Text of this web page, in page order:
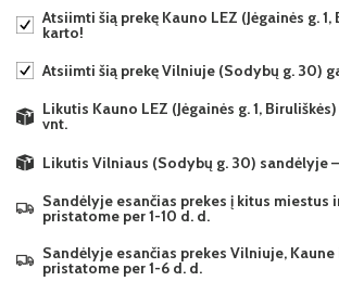
Atsiimti šią prekę Kauno LEZ (Jėgainės g.
karto!
Atsiimti šią prekę Vilniuje (Sodybų g. 30)
Likutis Kauno LEZ (Jėgainės g. 1,
vnt.
Likutis Vilniaus (Sodybų g. 30) sandėlyje
Sandėlyje esančias prekes į kitus miestus
pristatome per 1-10 d. d.
Sandėlyje esančias prekes Vilniuje,
pristatome per 1-6 d. d.